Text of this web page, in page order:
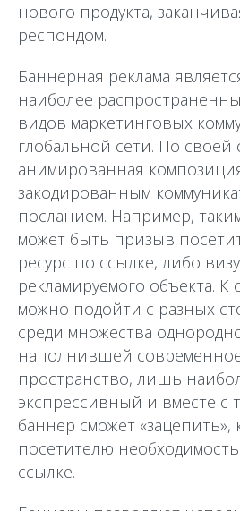
нового продукта,
респондом.
Баннерная реклама
наиболее
видов маркетинговых
глобальной сети. По
анимированная
закодированным
посланием. Например,
может быть призыв
ресурс по ссылке, либо
рекламируемого объекта.
можно подойти с разных
среди множества
наполнившей
пространство, лишь
экспрессивный и вместе с
баннер сможет
посетителю
ссылке.